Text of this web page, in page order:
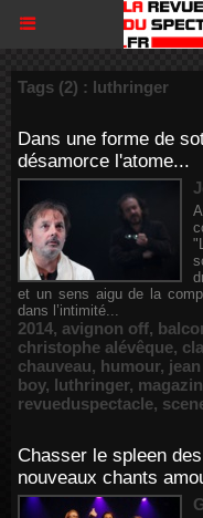
Tags (2) : luthringer
Dans une forme de
désamorce l'atome...
et un sens aigu de la
dans l’intimité...
2014, avignon off,
christophe alévêque,
chauveau, humour,
boy, luthringer,
revueduspectacle,
Chasser le spleen
nouveaux chants